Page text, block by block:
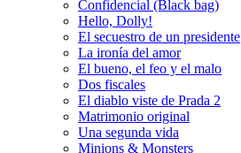
Confidencial (Black bag)
Hello, Dolly!
El secuestro de un presidente
La ironía del amor
El bueno, el feo y el malo
Dos fiscales
El diablo viste de Prada 2
Matrimonio original
Una segunda vida
Minions & Monsters